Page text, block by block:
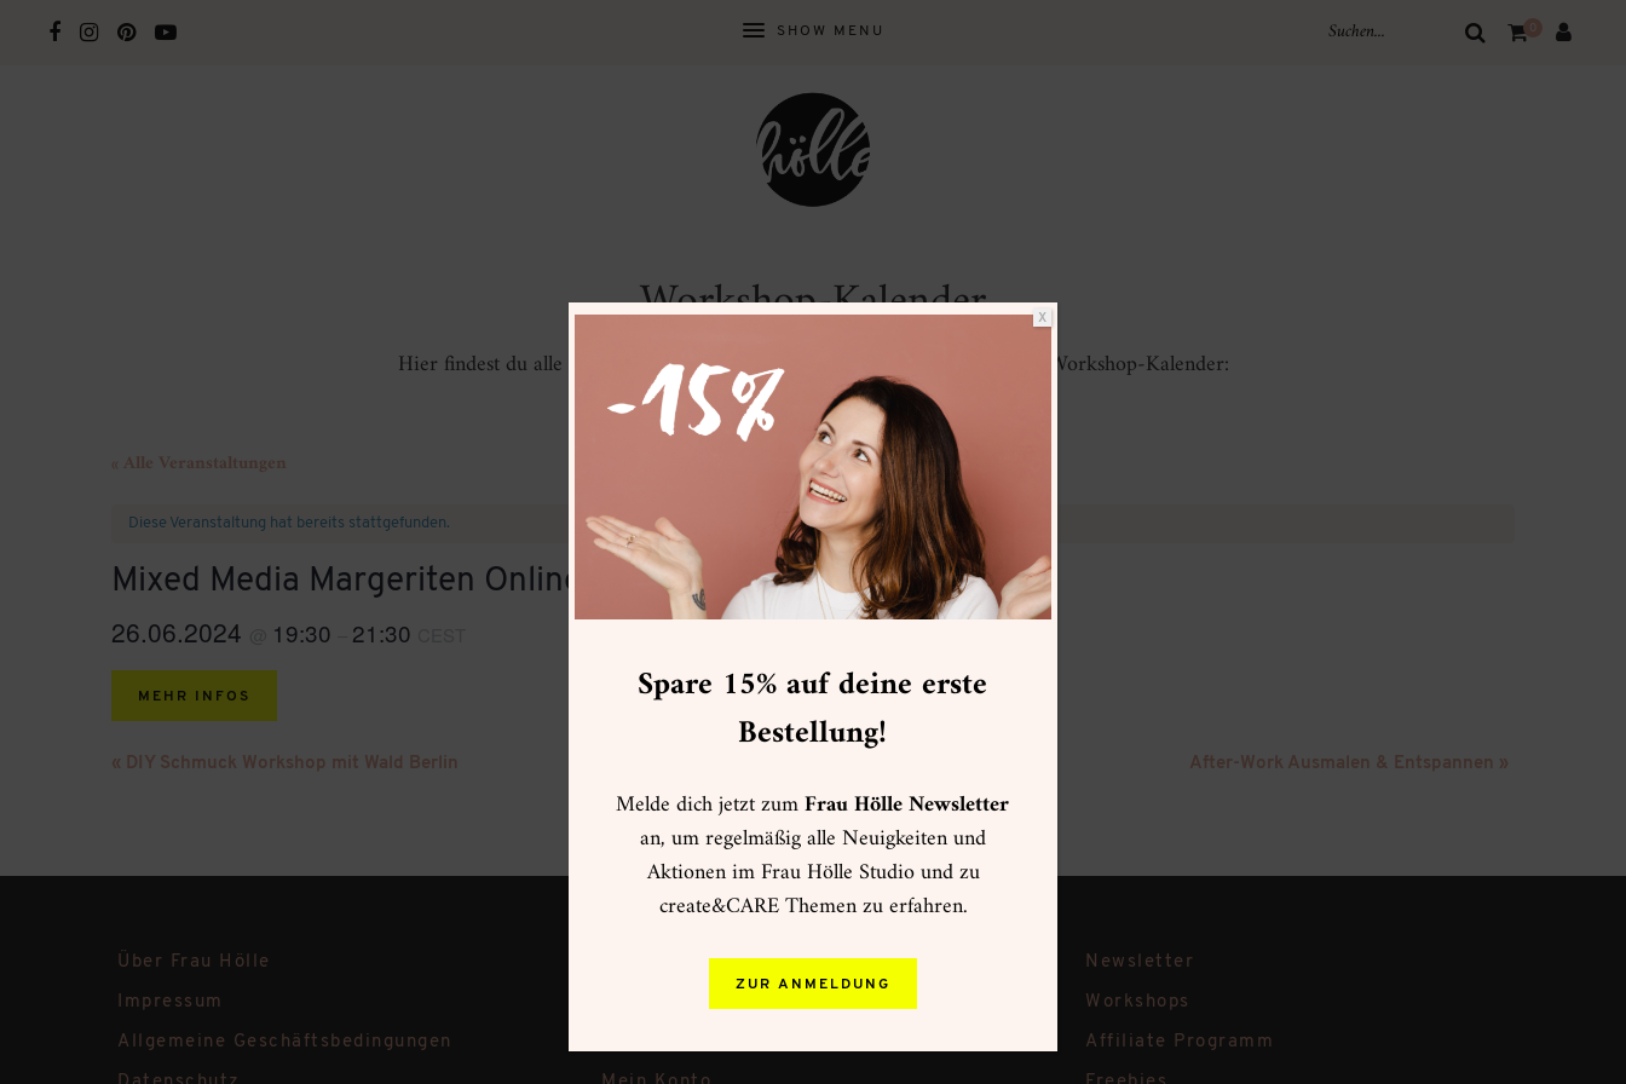
SHOW MENU 0
Workshop-Kalender
Hier findest du alle geplanten Workshop-Termine übersichtlich in unserem Workshop-Kalender:
« Alle Veranstaltungen
Diese Veranstaltung hat bereits stattgefunden.
Mixed Media Margeriten Online Workshop
26.06.2024 19:30 21:30
MEHR INFOS
Veranstaltung-
« DIY Schmuck Workshop mit Wald Berlin After-Work Ausmalen & Entspannen »
Über Frau Hölle
Impressum
Allgemeine Geschäftsbedingungen
Zahlungsweisen Newsletter
Workshops
Affiliate Programm
Spare 15% auf deine erste
Bestellung!
Melde dich jetzt zumFrau Hölle Newsletter
an, um regelmäßig alle Neuigkeiten und
Aktionen im Frau Hölle Studio und zu
create&CARE Themen zu erfahren.
ZUR ANMELDUNG
X